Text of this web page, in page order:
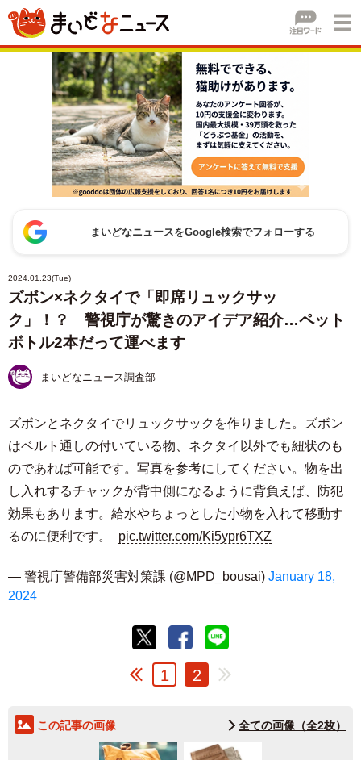
まいどなニュースをGoogle検索でフォローする
2024.01.23(Tue)
ズボン×ネクタイで「即席リュックサッ
ク」！？ 警視庁が驚きのアイデア紹介…ペット
ボトル2本だって運べます
まいどなニュース調査部
ズボンとネクタイでリュックサックを作りました。ズボン
はベルト通しの付いている物、ネクタイ以外でも紐状のも
のであれば可能です。写真を参考にしてください。物を出
し入れするチャックが背中側になるように背負えば、防犯
効果もあります。給水やちょっとした小物を入れて移動す
るのに便利です。
pic.twitter.com/Ki5ypr6TXZ
— 警視庁警備部災害対策課 (@MPD_bousai) January 18,
2024
1 2
この記事の画像 全ての画像（全2枚）